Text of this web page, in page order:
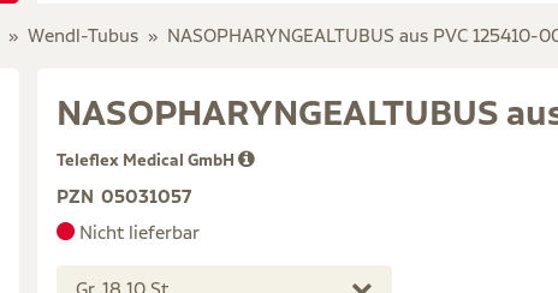
Wendl-Tubus NASOPHARYNGEALTUBUS aus PVC 125410-
NASOPHARYNGEALTUBUS
Teleflex Medical GmbH
PZN 05031057
Nicht lieferbar